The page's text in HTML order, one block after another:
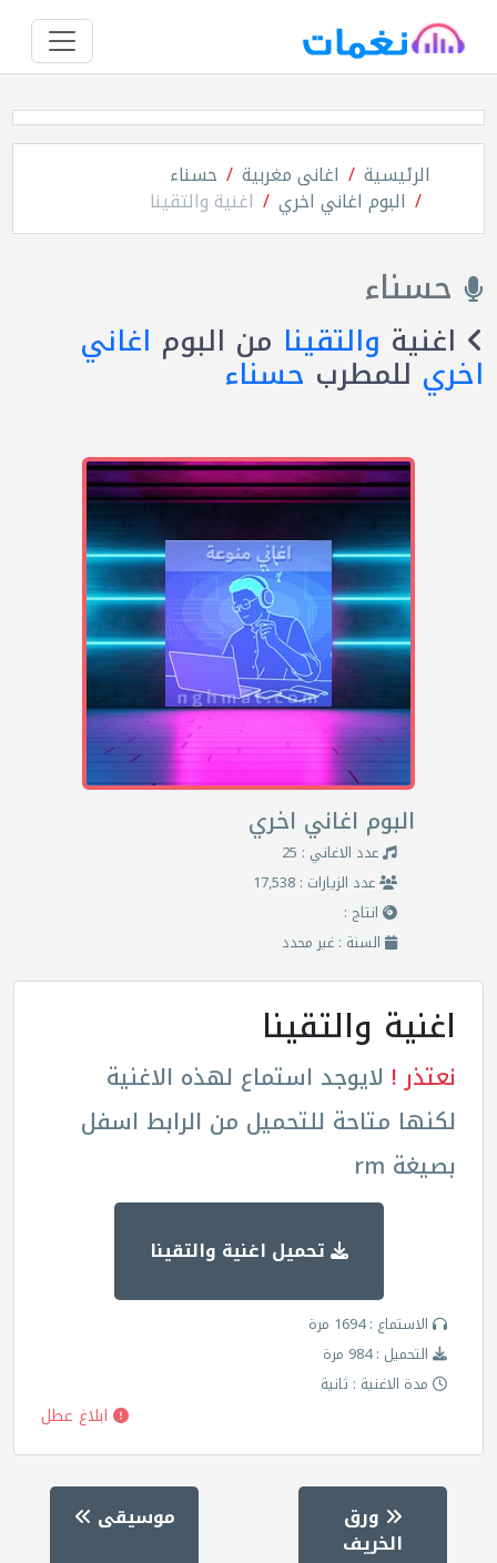
الرئيسية اغانى مغربية حسناء
البوم اغاني اخري اغنية والتقينا
حسناء
اغنية والتقينا من البوم اغاني
اخري للمطرب حسناء
البوم اغاني اخري
عدد الاغاني : 25
عدد الزيارات : 17,538
انتاج :
السنة : غير محدد
اغنية والتقينا
نعتذر ! لايوجد استماع لهذه الاغنية
لكنها متاحة للتحميل من الرابط اسفل
بصيغة rm
تحميل اغنية والتقينا
الاستماع : 1694 مرة
التحميل : 984 مرة
مدة الاغنية : ثانية
ابلاغ عطل
ورق
الخريف
موسيقى